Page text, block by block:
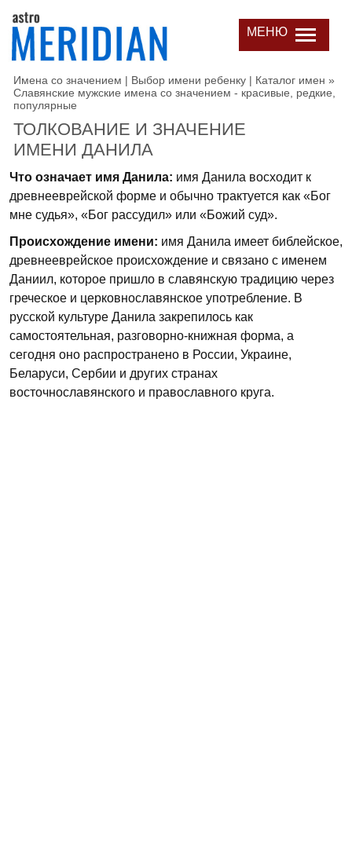
МЕНЮ
Имена со значением | Выбор имени ребенку | Каталог имен »
Славянские мужские имена со значением - красивые, редкие,
популярные
ТОЛКОВАНИЕ И ЗНАЧЕНИЕ
ИМЕНИ ДАНИЛА
Что означает имя Данила: имя Данила восходит к
древнееврейской форме и обычно трактуется как «Бог
мне судья», «Бог рассудил» или «Божий суд».
Происхождение имени: имя Данила имеет библейское,
древнееврейское происхождение и связано с именем
Даниил, которое пришло в славянскую традицию через
греческое и церковнославянское употребление. В
русской культуре Данила закрепилось как
самостоятельная, разговорно-книжная форма, а
сегодня оно распространено в России, Украине,
Беларуси, Сербии и других странах
восточнославянского и православного круга.